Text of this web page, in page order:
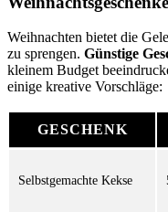
Weihnachten bietet die
zu sprengen. Günstige
kleinem Budget
einige kreative Vorschläge:
GESCHENK
Selbstgemachte Kekse